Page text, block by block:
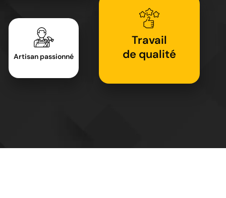
Artisan passionné
Travail
de qualité